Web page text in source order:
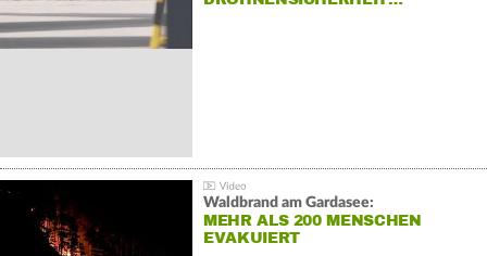
Waldbrand am Gardasee:
MEHR ALS 200 MENSCHEN
EVAKUIERT